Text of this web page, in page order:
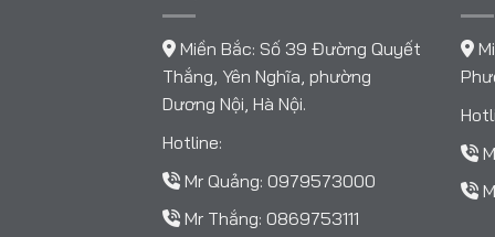
Miền Bắc: Số 39 Đường Quyết
Thắng, Yên Nghĩa, phường
Dương Nội, Hà Nội.
Hotline:
Mr Quảng: 0979573000
Mr Thắng: 0869753111